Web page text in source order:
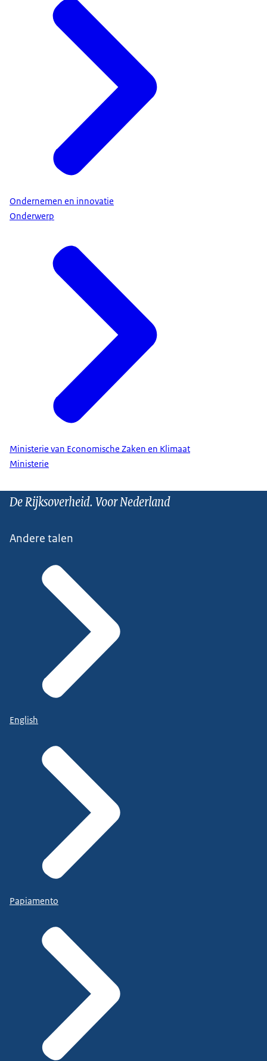
Ondernemen en innovatie
Onderwerp
Ministerie van Economische Zaken en Klimaat
Ministerie
De Rijksoverheid. Voor Nederland
Andere talen
English
Papiamento